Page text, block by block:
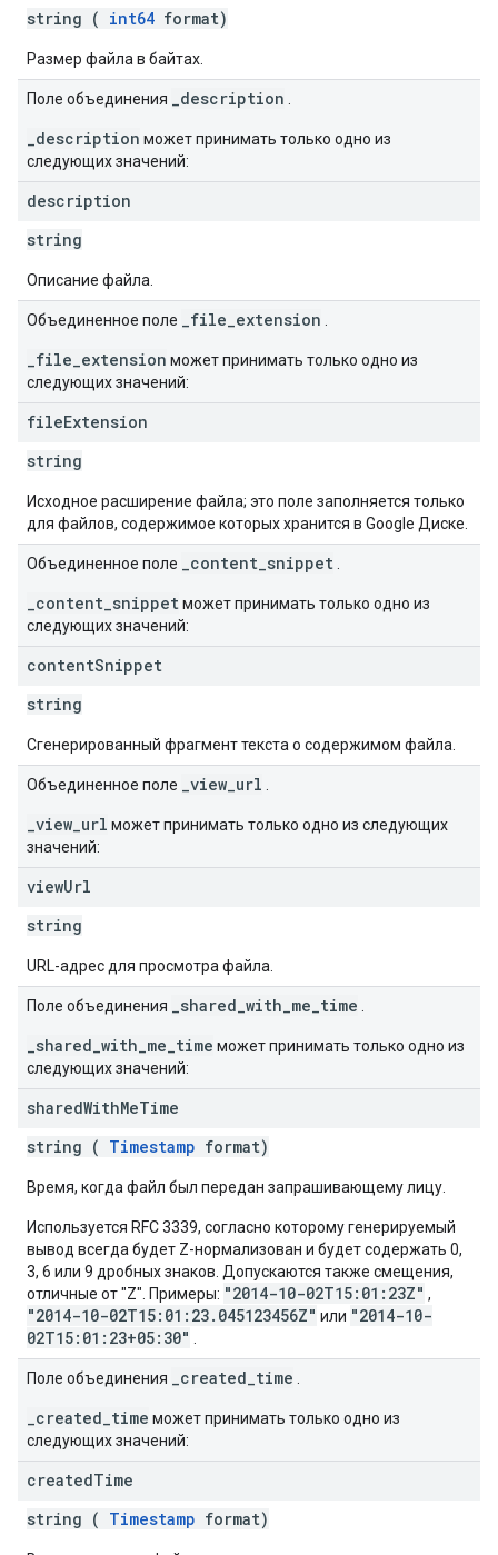
string ( int64 format)
Размер файла в байтах.
Поле объединения _description
_description может принимать только одно из
следующих значений:
description
string
Описание файла.
Объединенное поле _file_extension
_file_extension может принимать только одно из
следующих значений:
fileExtension
string
Исходное расширение файла; это поле заполняется только
для файлов, содержимое которых хранится в Google Диске.
Объединенное поле _content_snippet
_content_snippetможет принимать только одно из
следующих значений:
contentSnippet
string
Сгенерированный фрагмент текста о содержимом файла.
Объединенное поле _view_url
_view_url может принимать только одно из следующих
значений:
viewUrl
string
URL-адрес для просмотра файла.
Поле объединения _shared_with_me_time
_shared_with_me_time может принимать только одно из
следующих значений:
sharedWithMeTime
string ( Timestamp format)
Время, когда файл был передан запрашивающему лицу.
Используется RFC 3339, согласно которому генерируемый
вывод всегда будет Z-нормализован и будет содержать 0,
3, 6 или 9 дробных знаков. Допускаются также смещения,
отличные от "Z". Примеры: "2014-10-02T15:01:23Z" ,
"2014-10-02T15:01:23.045123456Z" или "2014-10-
02T15:01:23+05:30"
Поле объединения _created_time
_created_time может принимать только одно из
следующих значений:
createdTime
string ( Timestamp format)